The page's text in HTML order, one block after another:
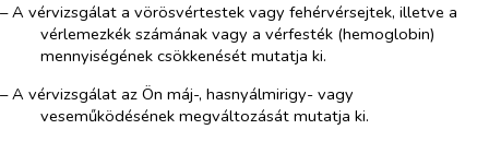
– A vérvizsgálat a vörösvértestek vagy fehérvérsejtek, illetve a
vérlemezkék számának vagy a vérfesték (hemoglobin)
mennyiségének csökkenését mutatja ki.
– A vérvizsgálat az Ön máj-, hasnyálmirigy- vagy
veseműködésének megváltozását mutatja ki.